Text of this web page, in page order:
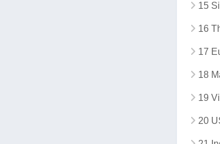
15
16
17
18
19
20